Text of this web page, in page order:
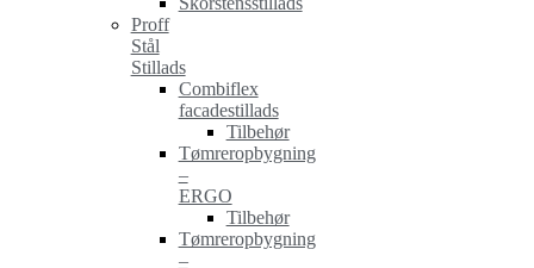
Proff
Stål
Stillads
Combiflex
facadestillads
Tilbehør
Tømreropbygning
–
ERGO
Tilbehør
Tømreropbygning
–